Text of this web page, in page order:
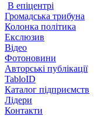
В епіцентрі
Громадська трибуна
Колонка політика
Екслюзив
Відео
Фотоновини
Авторські публікації
TabloID
Каталог підприємств
Лідери
Контакти